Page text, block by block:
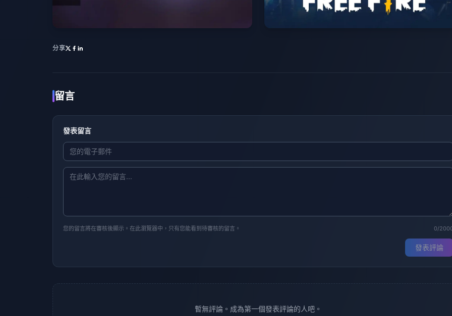
分享
留言
發表留言
您的留言將在審核後顯示。在此瀏覽器中，只有您能看到待審核的留言。 0/
發表評論
暫無評論。成為第一個發表評論的人吧。